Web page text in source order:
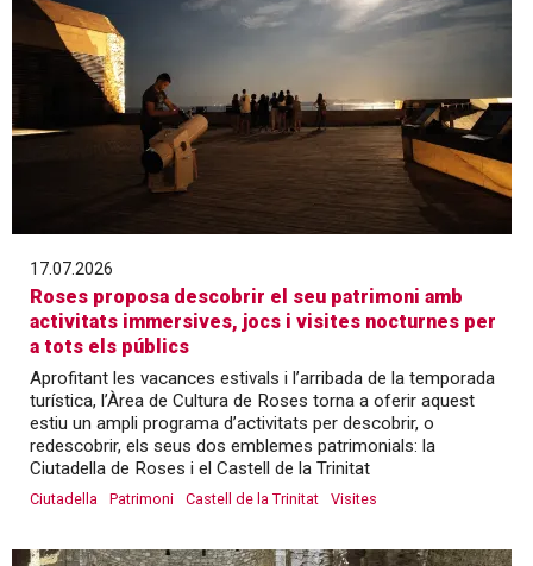
17.07.2026
Roses proposa descobrir el seu patrimoni amb
activitats immersives, jocs i visites nocturnes per
a tots els públics
Aprofitant les vacances estivals i l’arribada de la temporada
turística, l’Àrea de Cultura de Roses torna a oferir aquest
estiu un ampli programa d’activitats per descobrir, o
redescobrir, els seus dos emblemes patrimonials: la
Ciutadella de Roses i el Castell de la Trinitat
Ciutadella Patrimoni Castell de la Trinitat Visites